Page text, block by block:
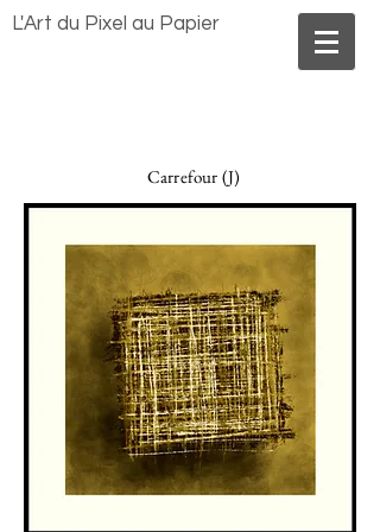
Benoît MORLAND
L'Art du Pixel au Papier
Carrefour (J)